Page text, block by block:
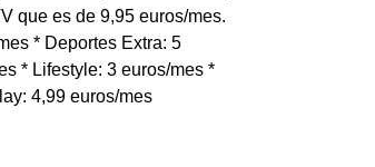
que es de 9,95 euros/mes.
* Deportes Extra: 5
* Lifestyle: 3 euros/mes *
4,99 euros/mes